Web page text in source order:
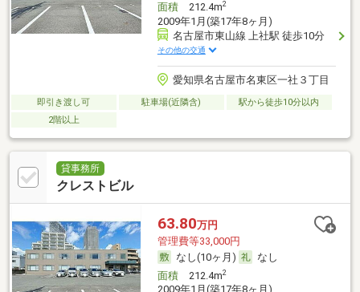
面積212.4m2
2009年1月(築17年8ヶ月)
名古屋市東山線 上社駅 徒歩10分
その他の交通
愛知県名古屋市名東区一社３丁目
即引き渡し可 駐車場(近隣含)
駅から徒歩10分以内
2階以上
貸事務所
クレストビル
63.80万円
管理費等33,000円
なし(10ヶ月)
なし
面積212.4m2
2009年1月(築17年8ヶ月)